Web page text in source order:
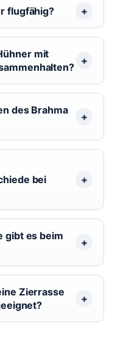
flugfähig?
mit
des Brahma
bei
gibt es beim
Zierrasse